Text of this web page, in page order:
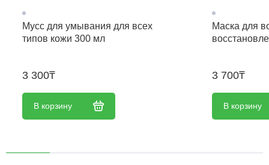
Мусс для умывания для всех
типов кожи 300 мл
3 300₸
В корзину
Маска для
3 700₸
В корзину